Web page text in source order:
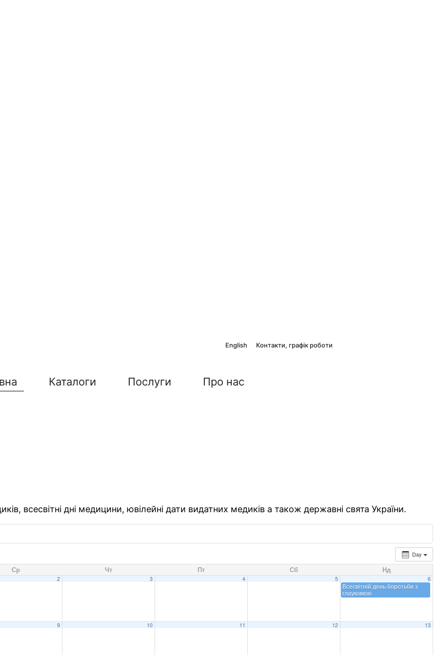
English Контакти, графік роботи
Каталоги Послуги Про нас
всесвітні дні медицини, ювілейні дати видатних медиків а також державні свята України.
Day
Ср Чт Пт Сб Нд
2 3 4 5 6
Всесвітній день боротьби з
глаукомою
9 10 11 12 13